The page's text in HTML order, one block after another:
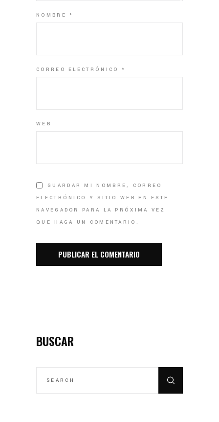
NOMBRE*
CORREO ELECTRÓNICO *
WEB
GUARDAR MI NOMBRE, CORREO
ELECTRÓNICO Y SITIO WEB EN ESTE
NAVEGADOR PARA LA PRÓXIMA VEZ
QUE HAGA UN COMENTARIO.
BUSCAR